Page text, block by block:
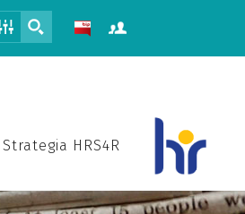
Strategia HRS4R